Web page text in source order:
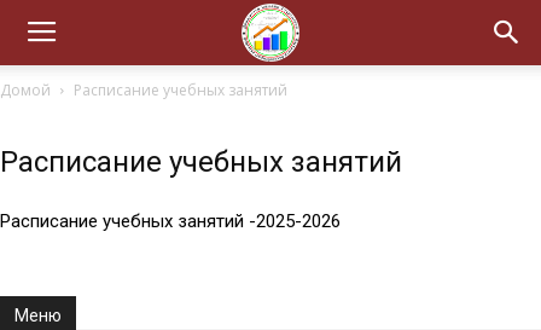
Домой Расписание учебных занятий
Расписание учебных занятий
Расписание учебных занятий -2025-2026
Меню